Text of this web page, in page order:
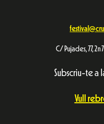
C/ Pujades, 77,
Subscriu-te a
Vull